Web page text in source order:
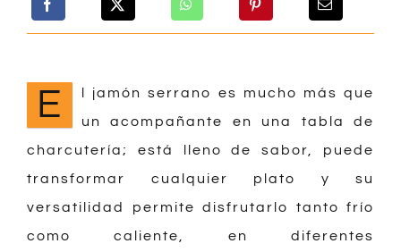
E
l jamón serrano es mucho más que
un acompañante en una tabla de
charcutería; está lleno de sabor, puede
transformar cualquier plato y su
versatilidad permite disfrutarlo tanto frío
como caliente, en diferentes